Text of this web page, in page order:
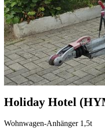
Holiday Hotel
Wohnwagen-Anhänger 1,5t